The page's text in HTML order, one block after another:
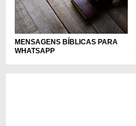
MENSAGENS BÍBLICAS PARA
WHATSAPP